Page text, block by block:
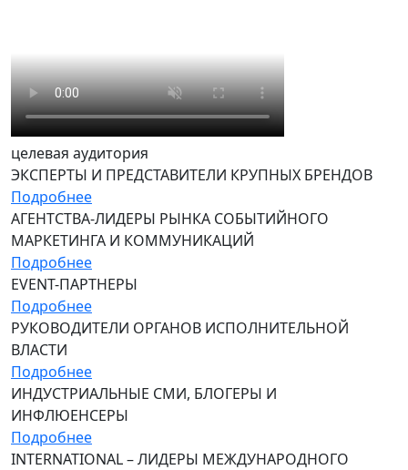
целевая аудитория
ЭКСПЕРТЫ И ПРЕДСТАВИТЕЛИ КРУПНЫХ БРЕНДОВ
Подробнее
АГЕНТСТВА-ЛИДЕРЫ РЫНКА СОБЫТИЙНОГО
МАРКЕТИНГА И КОММУНИКАЦИЙ
Подробнее
EVENT-ПАРТНЕРЫ
Подробнее
РУКОВОДИТЕЛИ ОРГАНОВ ИСПОЛНИТЕЛЬНОЙ
ВЛАСТИ
Подробнее
ИНДУСТРИАЛЬНЫЕ СМИ, БЛОГЕРЫ И
ИНФЛЮЕНСЕРЫ
Подробнее
INTERNATIONAL – ЛИДЕРЫ МЕЖДУНАРОДНОГО